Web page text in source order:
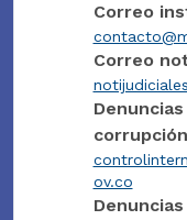
Correo
Correo
ov.co